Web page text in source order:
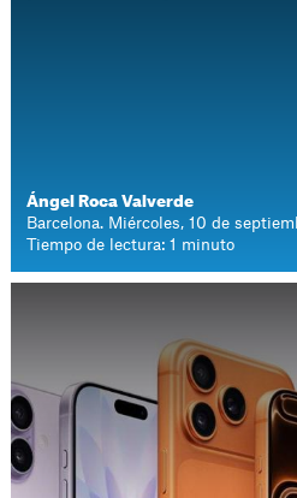
Ángel Roca Valverde
Barcelona. Miércoles, 10 de
Tiempo de lectura: 1 minuto